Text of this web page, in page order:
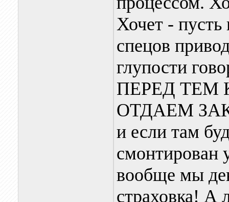
Хочет - пусть
спецов
глупости
ПЕРЕД ТЕМ
ОТДАЕМ
и если там
смонтирован
вообще мы
страховка! А